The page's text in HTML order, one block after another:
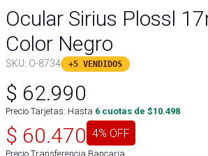
Ocular Sirius Plossl
Color Negro
SKU: O-8734 +5 VENDIDOS
$ 62.990
Precio Tarjetas: Hasta 6 cuotas de $10.498
$ 60.470 4% OFF
Precio Transferencia Bancaria